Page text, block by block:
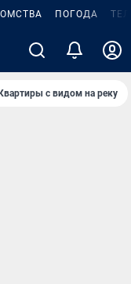
ПОГОДА
Квартиры с видом на реку